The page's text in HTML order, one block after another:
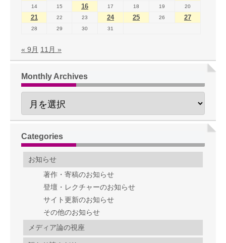
14 15 16 17 18 19 20
21 22 23 24 25 26 27
28 29 30 31
« 9月 11月 »
Monthly Archives
Categories
お知らせ
著作・寄稿のお知らせ
登壇・レクチャーのお知らせ
サイト更新のお知らせ
その他のお知らせ
メディア論の視座